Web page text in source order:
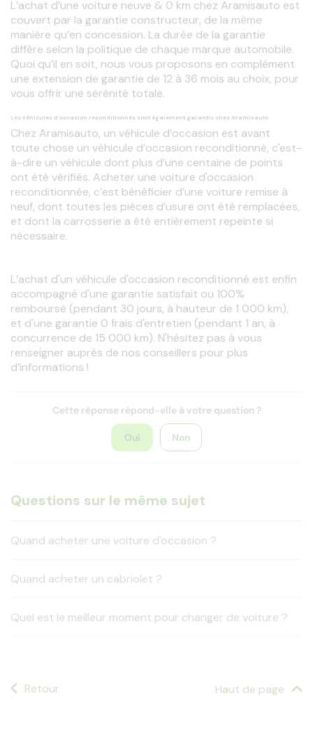
L’achat d’une voiture neuve & 0 km chez Aramisauto est
couvert par la garantie constructeur, de la même
manière qu’en concession. La durée de la garantie
diffère selon la politique de chaque marque automobile.
Quoi qu’il en soit, nous vous proposons en complément
une extension de garantie de 12 à 36 mois au choix, pour
vous offrir une sérénité totale.
Les véhicules d’occasion reconditionnés sont également garantis chez Aramisauto
Chez Aramisauto, un véhicule d’occasion est avant
toute chose un véhicule d’occasion reconditionné, c'est-
à-dire un véhicule dont plus d’une centaine de points
ont été vérifiés. Acheter une voiture d'occasion
reconditionnée, c’est bénéficier d’une voiture remise à
neuf, dont toutes les pièces d’usure ont été remplacées,
et dont la carrosserie a été entièrement repeinte si
nécessaire.
L’achat d'un véhicule d'occasion reconditionné est enfin
accompagné d'une garantie satisfait ou 100%
remboursé (pendant 30 jours, à hauteur de 1 000 km),
et d'une garantie 0 frais d'entretien (pendant 1 an, à
concurrence de 15 000 km). N'hésitez pas à vous
renseigner auprès de nos conseillers pour plus
d’informations !
Cette réponse répond-elle à votre question ?
Oui Non
Questions sur le même sujet
Quand acheter une voiture d'occasion ?
Quand acheter un cabriolet ?
Quel est le meilleur moment pour changer de voiture ?
Retour Haut de page